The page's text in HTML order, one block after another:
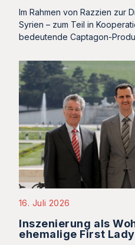
Im Rahmen von Razzien zur
Syrien – zum Teil in
bedeutende Captagon-
16. Juli 2026
Inszenierung als
ehemalige First